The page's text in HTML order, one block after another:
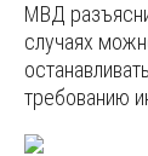
МВД
случаях
требованию